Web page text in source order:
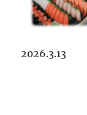
2026.3.13